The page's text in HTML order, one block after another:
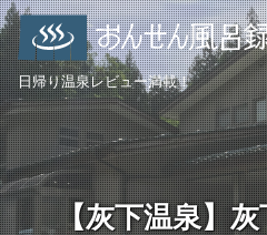
日帰り温泉レビュー満載！
【灰下温泉】